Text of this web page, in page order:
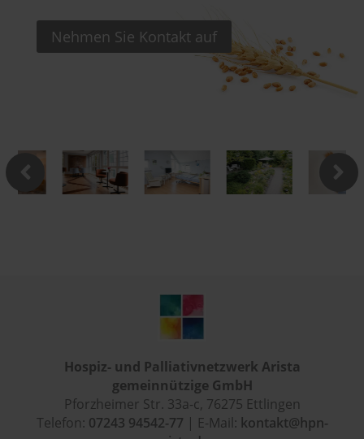
Nehmen Sie Kontakt auf
Hospiz- und Palliativnetzwerk Arista
gemeinnützige GmbH
Pforzheimer Str. 33a-c, 76275 Ettlingen
Telefon: 07243 94542-77 | E-Mail: kontakt@hpn-